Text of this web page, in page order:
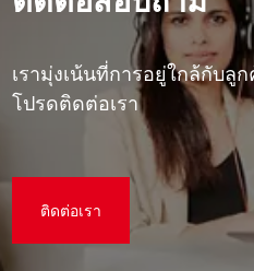
เรามุ่งเน้นที่การอยู่ใกล้กับ
โปรดติดต่อเรา
ติดต่อเรา